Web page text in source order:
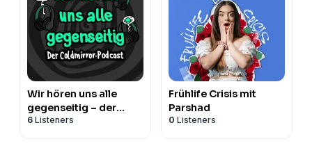
Wir hören uns alle
gegenseitig – der
Coldmirror-Podcast
6 Listeners
Frühlife Crisis mit
Parshad
0 Listeners